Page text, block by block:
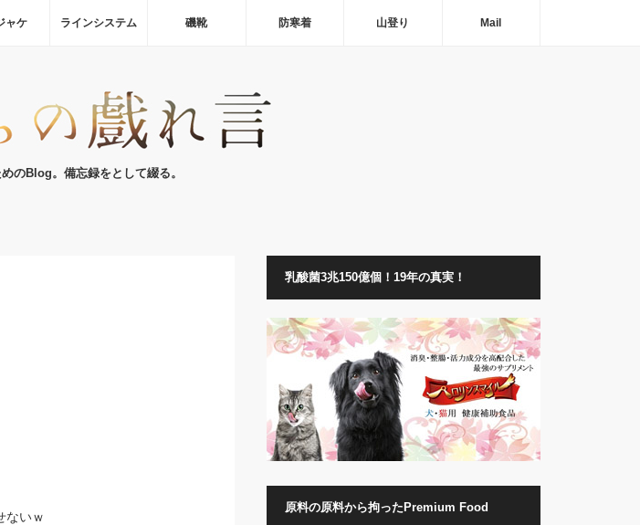
ャケ ラインシステム 磯靴 防寒着 山登り Mail
のBlog。備忘録をとして綴る。
ないｗ
乳酸菌3兆150億個！19年の真実！
原料の原料から拘ったPremium Food